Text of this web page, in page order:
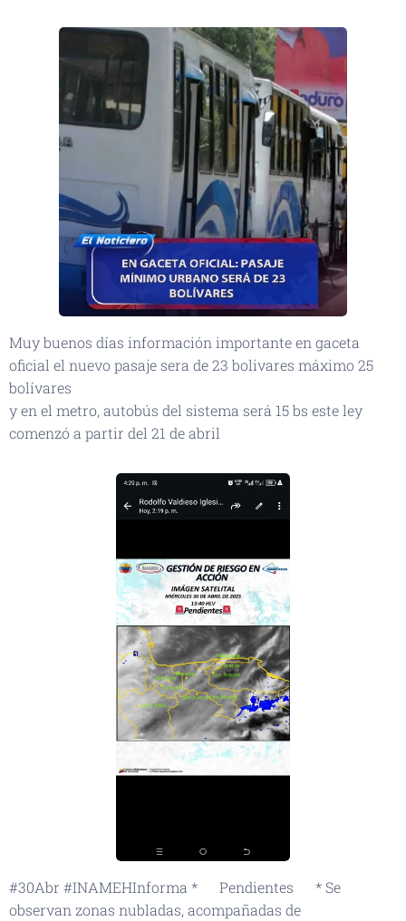
Muy buenos días información importante en gaceta
oficial el nuevo pasaje sera de 23 bolivares máximo 25
bolívares
y en el metro, autobús del sistema será 15 bs este ley
comenzó a partir del 21 de abril
#30Abr #INAMEHInforma *🚨 Pendientes 🚨* Se
observan zonas nubladas, acompañadas de